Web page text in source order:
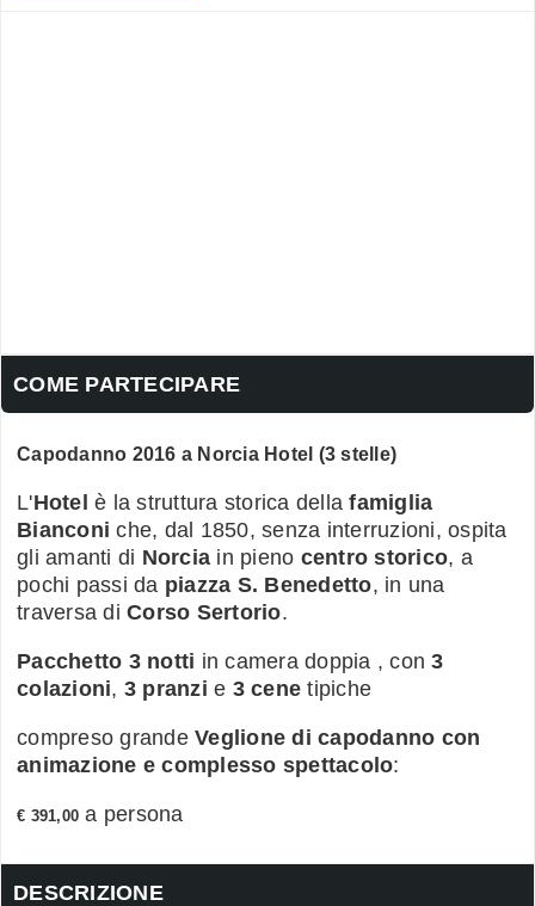
COME PARTECIPARE
Capodanno 2016 a Norcia Hotel (3 stelle)
L'Hotel è la struttura storica dellafamiglia
Bianconi che, dal 1850, senza interruzioni, ospita
gli amanti di Norcia in pieno centro storico, a
pochi passi da piazza S. Benedetto, in una
traversa di Corso Sertorio.
Pacchetto 3 notti in camera doppia , con 3
colazioni, 3 pranzi e 3 cene tipiche
compreso grande Veglione di capodanno con
animazione e complesso spettacolo:
€ 391,00 a persona
DESCRIZIONE